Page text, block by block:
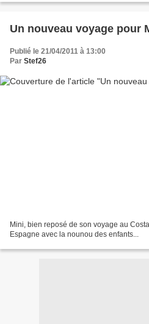
Un nouveau voyage pour
Publié le 21/04/2011 à 13:00
Par Stef26
Mini, bien reposé de son voyage au
Espagne avec la nounou des enfants...